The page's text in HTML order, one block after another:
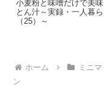
小麦粉と味噌だけで美
とん汁～実録・一人暮
（25）～
ホーム ミニ
ン